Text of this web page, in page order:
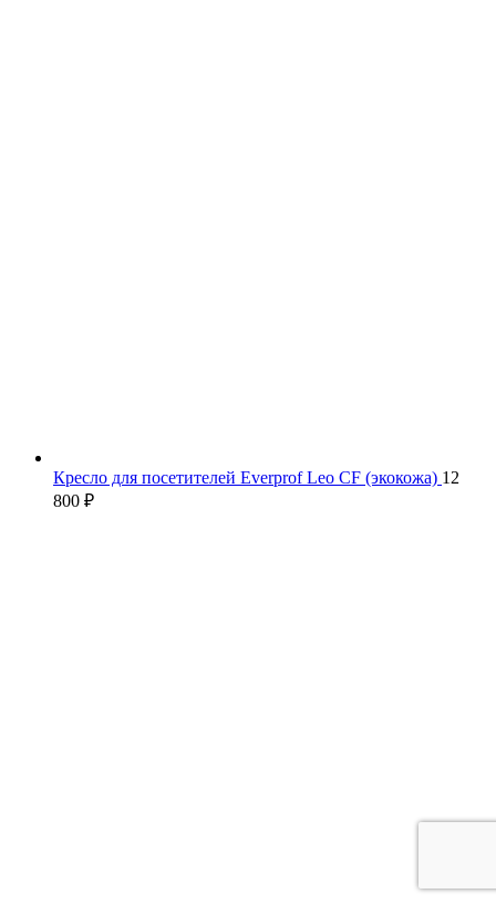
Кресло для посетителей Everprof Leo CF (экокожа) 12
800 ₽